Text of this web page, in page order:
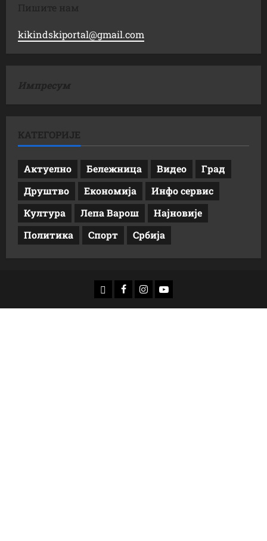
Пишите нам
kikindskiportal@gmail.com
Импресум
КАТЕГОРИЈЕ
Актуелно Бележница Видео
Град
Друштво
Економија
Инфо сервис
Култура
Лепа Варош
Најновије
Политика
Спорт Србија
доwнлоад
Фацебоок
Инстаграм
Yоутубе